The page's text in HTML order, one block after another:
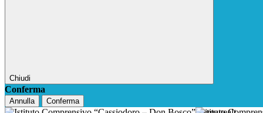
Chiudi
Conferma
Annulla Conferma